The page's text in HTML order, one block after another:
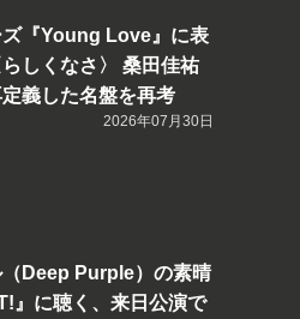
『Young Love』に表
しくなさ〉 桑田佳祐
義した名盤を再考
2026年07月30日
Deep Purple）の素晴
』に聴く、来日公演で